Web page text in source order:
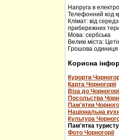
Напруга в
Телефонний код
Клімат: від
прибережних
Мова: сербська
Великі міста:
Грошова
Корисна
Курорти
Карта Чорногорії
Віза до
Посольства
Пам'ятки
Національна
Культура
Пам'ятка
Фото Чорногорії